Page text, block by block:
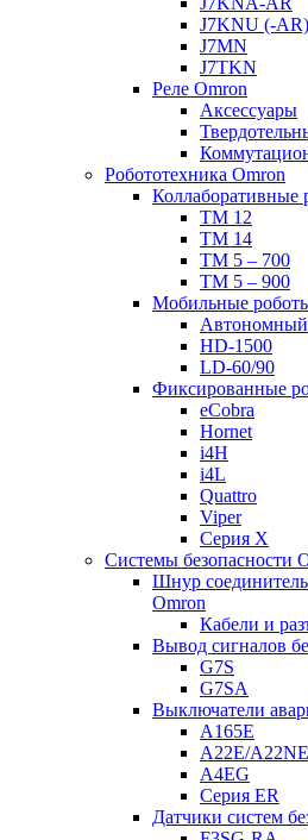
J7KNU (-AR)
J7MN
J7TKN
Реле Omron
Аксессуары
Робототехника Omron
Коллаборативные
TM 12
TM 14
TM 5 – 700
TM 5 – 900
Мобильные
HD-1500
LD-60/90
Фиксированные
eCobra
Hornet
i4H
i4L
Quattro
Viper
Серия X
Системы безопасности
Шнур
Omron
Кабели и
Вывод сигналов
G7S
G7SA
Выключатели
A165E
A22E/
A4EG
Серия ER
Датчики систем